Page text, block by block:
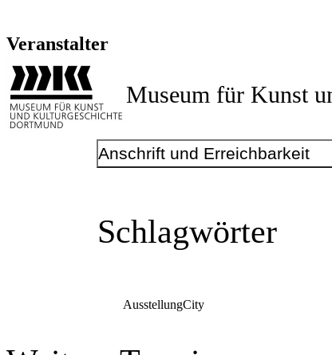
Veranstalter
Museum für Kunst
Anschrift und Erreichbarkeit
Schlagwörter
AusstellungCity